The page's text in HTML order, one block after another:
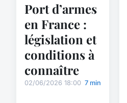
Port d’armes
en France :
législation et
conditions à
connaître
02/06/2026 18:00 7 min